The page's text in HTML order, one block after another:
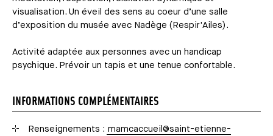
visualisation. Un éveil des sens au coeur d’une salle
d’exposition du musée avec Nadège (Respir'Ailes).
Activité adaptée aux personnes avec un handicap
psychique. Prévoir un tapis et une tenue confortable.
INFORMATIONS COMPLÉMENTAIRES
Renseignements : mamcaccueil@saint-etienne-